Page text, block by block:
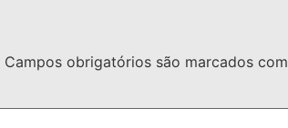
Campos obrigatórios são marcados com